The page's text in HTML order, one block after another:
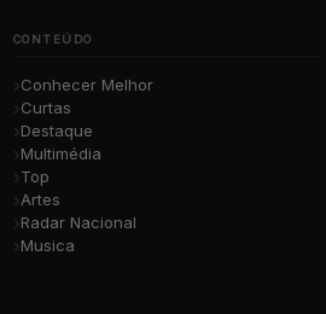
CONTEÚDO
Conhecer Melhor
Curtas
Destaque
Multimédia
Top
Artes
Radar Nacional
Musica